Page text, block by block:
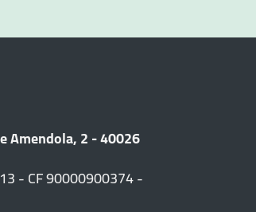
Amendola, 2 - 40026
- CF 90000900374 -